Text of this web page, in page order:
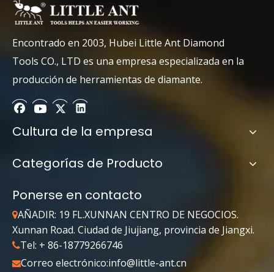
Encontrado en 2003, Hubei Little Ant Diamond
Tools CO., LTD es una empresa especializada en la
producción de herramientas de diamante.
Cultura de la empresa
Categorías de Producto
Ponerse en contacto
AÑADIR: 19 FL.XUNNAN CENTRO DE NEGOCIOS.
Xunnan Road. Ciudad de Jiujiang, provincia de Jiangxi.
Tel: + 86-18779266746
Correo electrónico:info@little-ant.cn